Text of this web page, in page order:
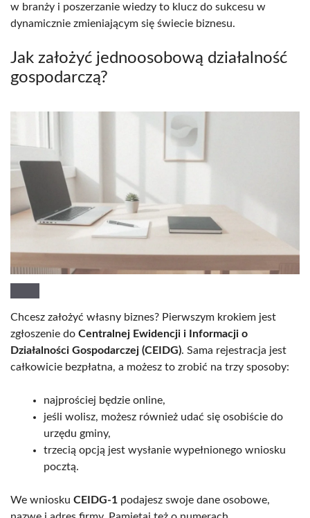
w branży i poszerzanie wiedzy to klucz do sukcesu w
dynamicznie zmieniającym się świecie biznesu.
Jak założyć jednoosobową działalność
gospodarczą?
Chcesz założyć własny biznes? Pierwszym krokiem jest
zgłoszenie do Centralnej Ewidencji i Informacji o
Działalności Gospodarczej (CEIDG). Sama rejestracja jest
całkowicie bezpłatna, a możesz to zrobić na trzy sposoby:
najprościej będzie online,
jeśli wolisz, możesz również udać się osobiście do
urzędu gminy,
trzecią opcją jest wysłanie wypełnionego wniosku
pocztą.
We wniosku CEIDG-1 podajesz swoje dane osobowe,